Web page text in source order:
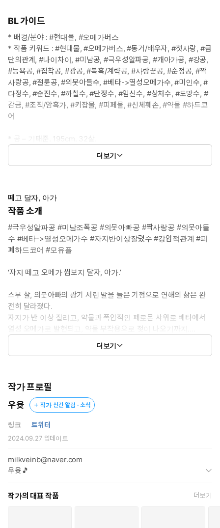
BL 가이드
* 배경/분야 : #현대물, #오메가버스
* 작품 키워드 : #현대물, #오메가버스, #동거/배우자, #첫사랑, #금
단의관계, #나이차이, #미남공, #극우성알파공, #개아가공, #강공,
#능욕공, #집착공, #광공, #복흑/계략공, #사랑꾼공, #순정공, #짝
사랑공, #절륜공, #의붓아들수, #베타->열성오메가수, #미인수, #
다정수, #순진수, #까칠수, #단정수, #임신수, #상처수, #도망수, #
감금, #조직/암흑가, #키잡물, #피페물, #신체훼손, #약물 #하드코
어
* 공 – 기태준. 195cm. 32살.
: 무채색을 두른 듯 검은 머리카락에 심흑색 눈, 등에 태양을 움켜쥔
용 문신이 있는 장신의 구릿빛 근육질 미남.
다. 자신에게서 떠나가려는 연해를 가둬 자지를 반 이상 잘라내고
약물을 먹여 저만의 열성 오메가로 만든 뒤, 가둔다.
* 수 – 기연해. 174cm. 22살.
: 부드럽고 따스한 갈빛의 머리카락에 엷은 갈색 눈, 순백색에 가까
운 곱고 하얀 피부의 미인.
외롭지만 부족함 없이 순수하게 자라왔다. 어머니가 갑작스럽게 돌
지를 가진 채 약물 부작용으로 젖까지 나오는 몸이 되어서.
* 공감 글귀 : “너는 씨팔. 아빠 애 밸 때까지 침대 밖으로 한 발짝도
못 나갈 줄 알아.”
더보기
떼고 달자, 아가
작품 소개
#극우성알파공 #미남조폭공 #의붓아빠공 #짝사랑공 #의붓아들
수 #베타->열성오메가수 #자지반이상잘렸수 #강압적관계 #피
폐하드코어 #모유플
‘자지 떼고 오메가 씹보지 달자, 아가.’
스무 살, 의붓아빠의 광기 서린 말을 들은 기점으로 연해의 삶은 완
전히 달라졌다.
자지가 반 이상 잘리고, 약물과 폭압적인 페로몬 샤워로 베타에서
열성 오메가로 발현되고, 약물 부작용으로 젖이 나오기까지….
2년이 지난 지금, 두 번째 히트가 오기 전 어떻게든 의붓아빠로부
***
“으, 아, 아으으응…!”
좆기둥이 들락거리며 귀두로 그 부분을 집중적으로 누르고 긁기
시작했다. 뻗어온 한 손은 굳은 살 박인 손끝으로 젖 흘리는 젖알
는 쾌감과 차오른 젖이 빠져나가는 약간의 시원함으로 연해의
눈이 흐릿해지며 벌어진 입술에서 야릇한 신음이 터져나왔다.
에게 마음껏 전해버린다.
더보기
작가 프로필
우윳
작가 신간 알림 · 소식
링크 트위터
2024.09.27업데이트
milkveinb@naver.com
우윳🎵
작가의 대표 작품 더보기